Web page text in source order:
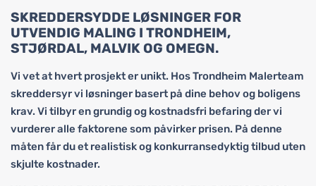
SKREDDERSYDDE LØSNINGER FOR
UTVENDIG MALING I TRONDHEIM,
STJØRDAL, MALVIK OG OMEGN.
Vi vet at hvert prosjekt er unikt. Hos Trondheim Malerteam
skreddersyr vi løsninger basert på dine behov og boligens
krav. Vi tilbyr en grundig og kostnadsfri befaring der vi
vurderer alle faktorene som påvirker prisen. På denne
måten får du et realistisk og konkurransedyktig tilbud uten
skjulte kostnader.